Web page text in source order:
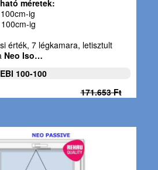
méretek:
ig
ig
érték, 7 légkamara, letisztult
Neo Iso…
100-100
171.653 Ft